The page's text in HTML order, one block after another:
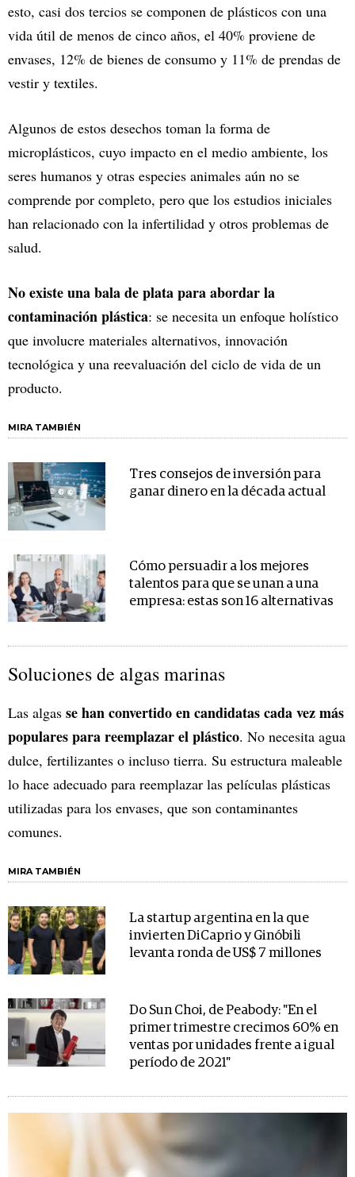
esto, casi dos tercios se componen de plásticos con una
vida útil de menos de cinco años, el 40% proviene de
envases, 12% de bienes de consumo y 11% de prendas de
vestir y textiles.
Algunos de estos desechos toman la forma de
microplásticos, cuyo impacto en el medio ambiente, los
seres humanos y otras especies animales aún no se
comprende por completo, pero que los estudios iniciales
han relacionado con la infertilidad y otros problemas de
salud.
No existe una bala de plata para abordar la
contaminación plástica: se necesita un enfoque holístico
que involucre materiales alternativos, innovación
tecnológica y una reevaluación del ciclo de vida de un
producto.
MIRA TAMBIÉN
Tres consejos de inversión para
ganar dinero en la década actual
Cómo persuadir a los mejores
talentos para que se unan a una
empresa: estas son 16 alternativas
Soluciones de algas marinas
Las algas se han convertido en candidatas cada vez más
populares para reemplazar el plástico. No necesita agua
dulce, fertilizantes o incluso tierra. Su estructura maleable
lo hace adecuado para reemplazar las películas plásticas
utilizadas para los envases, que son contaminantes
comunes.
MIRA TAMBIÉN
La startup argentina en la que
invierten DiCaprio y Ginóbili
levanta ronda de US$ 7 millones
Do Sun Choi, de Peabody: "En el
primer trimestre crecimos 60% en
ventas por unidades frente a igual
período de 2021"